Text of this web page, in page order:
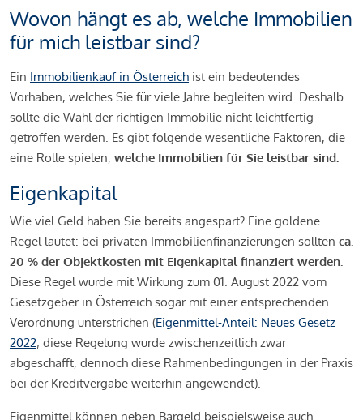
Wovon hängt es ab, welche Immobilien
für mich leistbar sind?
Ein Immobilienkauf in Österreich ist ein bedeutendes
Vorhaben, welches Sie für viele Jahre begleiten wird. Deshalb
sollte die Wahl der richtigen Immobilie nicht leichtfertig
getroffen werden. Es gibt folgende wesentliche Faktoren, die
eine Rolle spielen, welche Immobilien für Sie leistbar sind:
Eigenkapital
Wie viel Geld haben Sie bereits angespart? Eine goldene
Regel lautet: bei privaten Immobilienfinanzierungen sollten ca.
20 % der Objektkosten mit Eigenkapital finanziert werden.
Diese Regel wurde mit Wirkung zum 01. August 2022 vom
Gesetzgeber in Österreich sogar mit einer entsprechenden
Verordnung unterstrichen (Eigenmittel-Anteil: Neues Gesetz
2022; diese Regelung wurde zwischenzeitlich zwar
abgeschafft, dennoch diese Rahmenbedingungen in der Praxis
bei der Kreditvergabe weiterhin angewendet).
Eigenmittel können neben Bargeld beispielsweise auch